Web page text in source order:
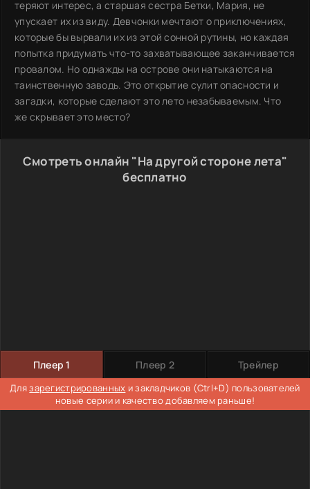
теряют интерес, а старшая сестра Бетки, Мария, не
упускает их из виду. Девчонки мечтают о приключениях,
которые бы вырвали их из этой сонной рутины, но каждая
попытка придумать что-то захватывающее заканчивается
провалом. Но однажды на острове они натыкаются на
таинственную заводь. Это открытие сулит опасности и
загадки, которые сделают это лето незабываемым. Что
же скрывает это место?
Смотреть онлайн "На другой стороне лета"
бесплатно
Плеер 1 Плеер 2 Трейлер
Длязарегистрированных и закладчиков (Ctrl+D) пользователей
новые серии и качество добавляем раньше!